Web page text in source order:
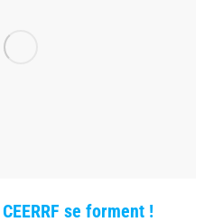
se forment !